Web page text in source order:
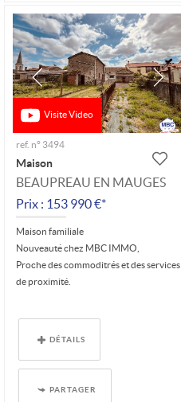
Visite Video
ref. n° 3494
Maison
BEAUPREAU EN MAUGES
Prix : 153 990 €*
Maison familiale
Nouveauté chez MBC IMMO,
Proche des commoditrés et des services
de proximité.
DÉTAILS
PARTAGER